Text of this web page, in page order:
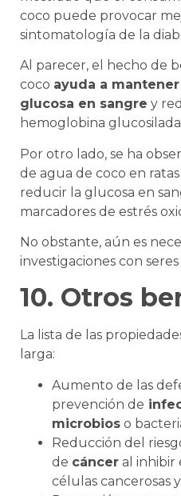
coco puede provocar
sintomatología de la
Al parecer, el hecho de
coco ayuda a
glucosa en sangre y
hemoglobina glucosilada
Por otro lado, se ha
de agua de coco en
reducir la glucosa en
marcadores de estrés
No obstante, aún es
investigaciones con
10. Otros
La lista de las
larga:
Aumento de las
prevención de
microbios o
Reducción del
de cáncer al inhibir
células cancerosas